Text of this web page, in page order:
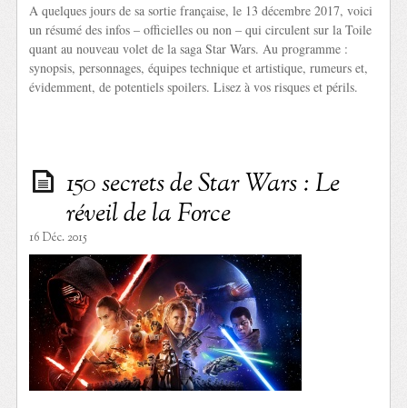
A quelques jours de sa sortie française, le 13 décembre 2017, voici
un résumé des infos – officielles ou non – qui circulent sur la Toile
quant au nouveau volet de la saga Star Wars. Au programme :
synopsis, personnages, équipes technique et artistique, rumeurs et,
évidemment, de potentiels spoilers. Lisez à vos risques et périls.
150 secrets de Star Wars : Le
réveil de la Force
16 Déc. 2015